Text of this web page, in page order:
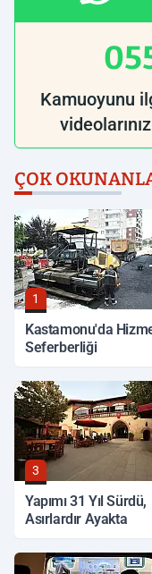
Kamuoyunu
ÇOK
1
Kastamonu'da
Seferberliği
3
Yapımı 31 Yıl Sürdü,
Asırlardır Ayakta